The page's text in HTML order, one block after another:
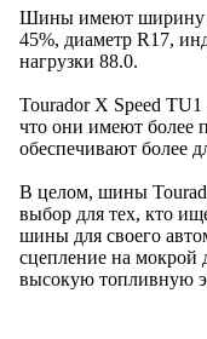
Шины имеют ширину
45%, диаметр R17,
нагрузки 88.0.
Tourador X Speed
что они имеют более
обеспечивают более
В целом, шины
выбор для тех, кто
шины для своего
сцепление на мокрой
высокую топливную